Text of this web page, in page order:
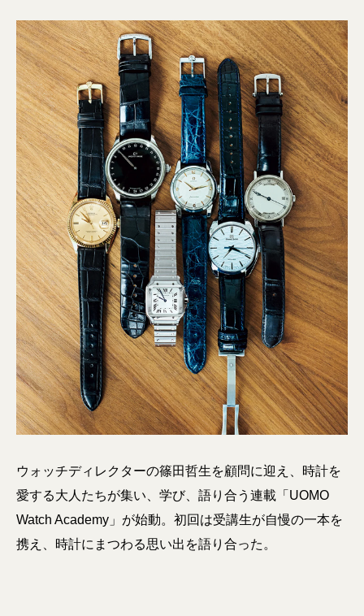
ウォッチディレクターの篠田哲生を顧問に迎え、時計を
愛する大人たちが集い、学び、語り合う連載「UOMO
Watch Academy」が始動。初回は受講生が自慢の一本を
携え、時計にまつわる思い出を語り合った。